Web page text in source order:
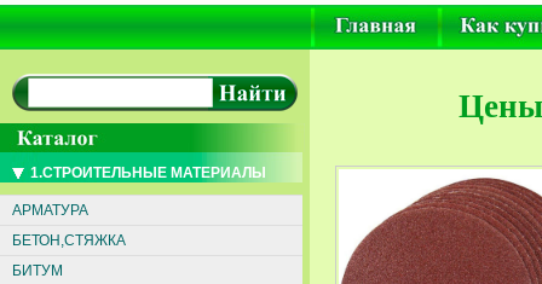
1.СТРОИТЕЛЬНЫЕ МАТЕРИАЛЫ
АРМАТУРА
БЕТОН,СТЯЖКА
БИТУМ
Цены